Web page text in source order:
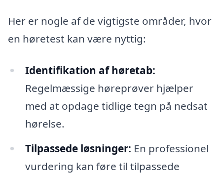
Her er nogle af de vigtigste områder, hvor
en høretest kan være nyttig:
Identifikation af høretab:
Regelmæssige høreprøver hjælper
med at opdage tidlige tegn på nedsat
hørelse.
Tilpassede løsninger: En professionel
vurdering kan føre til tilpassede